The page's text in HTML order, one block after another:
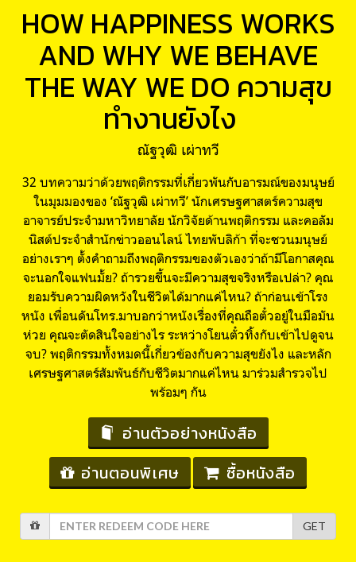
HOW HAPPINESS WORKS
AND WHY WE BEHAVE
THE WAY WE DO ความสุข
ทำงานยังไง
ณัฐวุฒิ เผ่าทวี
32 บทความว่าด้วยพฤติกรรมที่เกี่ยวพันกับอารมณ์ของมนุษย์
ในมุมมองของ ‘ณัฐวุฒิ เผ่าทวี’ นักเศรษฐศาสตร์ความสุข
อาจารย์ประจำมหาวิทยาลัย นักวิจัยด้านพฤติกรรม และคอลัม
นิสต์ประจำสำนักข่าวออนไลน์ ไทยพับลิก้า ที่จะชวนมนุษย์
อย่างเราๆ ตั้งคำถามถึงพฤติกรรมของตัวเองว่าถ้ามีโอกาสคุณ
จะนอกใจแฟนมั้ย? ถ้ารวยขึ้นจะมีความสุขจริงหรือเปล่า? คุณ
ยอมรับความผิดหวังในชีวิตได้มากแค่ไหน? ถ้าก่อนเข้าโรง
หนัง เพื่อนดันโทร.มาบอกว่าหนังเรื่องที่คุณถือตั๋วอยู่ในมือมัน
ห่วย คุณจะตัดสินใจอย่างไร ระหว่างโยนตั๋วทิ้งกับเข้าไปดูจน
จบ? พฤติกรรมทั้งหมดนี้เกี่ยวข้องกับความสุขยังไง และหลัก
เศรษฐศาสตร์สัมพันธ์กับชีวิตมากแค่ไหน มาร่วมสำรวจไป
พร้อมๆ กัน
อ่านตัวอย่างหนังสือ
อ่านตอนพิเศษ
ซื้อหนังสือ
GET